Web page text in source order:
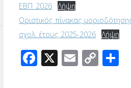
ΕΒΠ_2026 Λήψη
Οριστικός πίνακας
σχολ. έτους 2025-2026 Λήψη
Facebook
X Email
Copy